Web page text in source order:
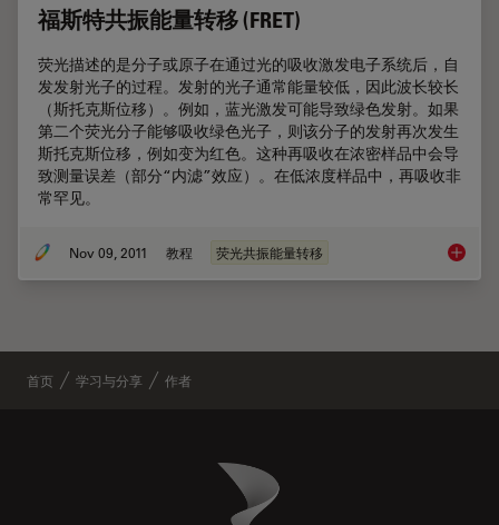
福斯特共振能量转移 (FRET)
荧光描述的是分子或原子在通过光的吸收激发电子系统后，自
发发射光子的过程。发射的光子通常能量较低，因此波长较长
（斯托克斯位移）。例如，蓝光激发可能导致绿色发射。如果
第二个荧光分子能够吸收绿色光子，则该分子的发射再次发生
斯托克斯位移，例如变为红色。这种再吸收在浓密样品中会导
致测量误差（部分“内滤”效应）。在低浓度样品中，再吸收非
常罕见。
Nov 09, 2011 教程 荧光共振能量转移 福斯特
首页 学习与分享 作者
Danaher Logo